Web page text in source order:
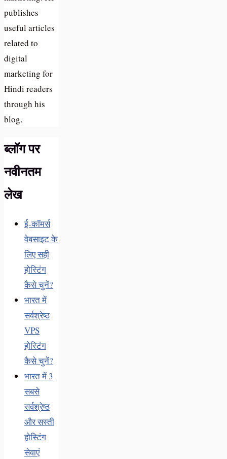
publishes
useful articles
related to
digital
marketing for
Hindi readers
through his
blog.
ब्लॉग पर
नवीनतम
लेख
ई-कॉमर्स
वेबसाइट के
लिए सही
होस्टिंग
कैसे चुनें?
भारत में
सर्वश्रेष्ठ
VPS
होस्टिंग
कैसे चुनें?
भारत में 3
सबसे
सर्वश्रेष्ठ
और सस्ती
होस्टिंग
सेवाएं